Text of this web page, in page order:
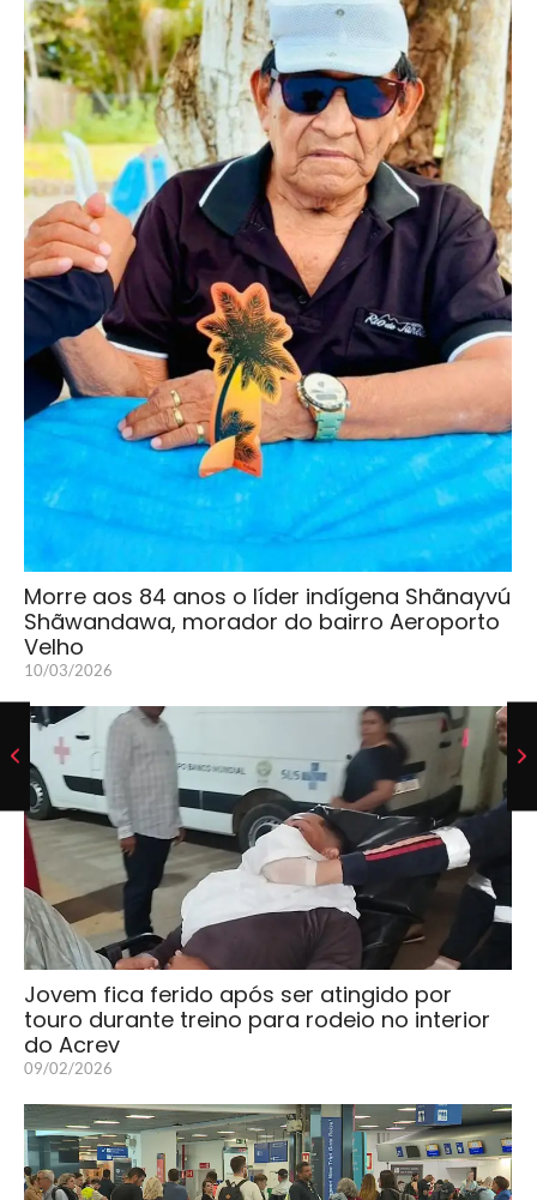
Morre aos 84 anos o líder indígena Shãnayvú
Shãwandawa, morador do bairro Aeroporto
Velho
10/03/2026
Jovem fica ferido após ser atingido por
touro durante treino para rodeio no interior
do Acrev
09/02/2026